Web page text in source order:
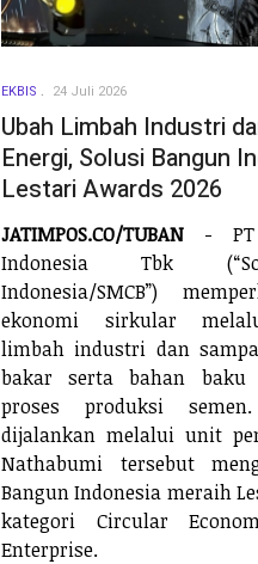
EKBIS 24 Juli 2026
Ubah Limbah Industri
Energi, Solusi Bangun
Lestari Awards 2026
JATIMPOS.CO/TUBAN - PT
Indonesia Tbk
Indonesia/SMCB”)
ekonomi sirkular
limbah industri dan
bakar serta bahan
proses produksi
dijalankan melalui unit
Nathabumi tersebut
Bangun Indonesia meraih
kategori Circular
Enterprise.